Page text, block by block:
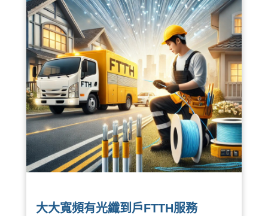
✅多設備智慧家庭：IPCAM
監控、AI 語音助理、智慧家
電同步運行無壓力！
📞立即升級，體驗光速網
路！ 0800-882765
大大寬頻有光纖到戶FTTH服務